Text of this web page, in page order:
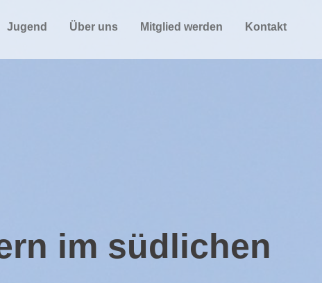
Jugend Über uns Mitglied werden Kontakt
im südlichen